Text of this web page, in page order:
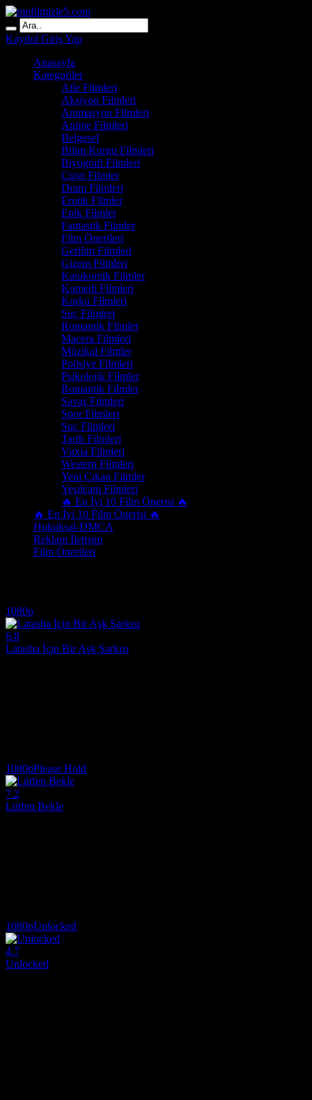
Kaydol Giriş Yap
Anasayfa
Kategoriler
Aile Filmleri
Aksiyon Filmleri
Animasyon Filmleri
Anime Filmleri
Belgesel
Bilim Kurgu Filmleri
Biyografi Filmleri
Çizgi Filmler
Dram Filmleri
Erotik Filmler
Epik Filmler
Fantastik Filmler
Film Önerileri
Gerilim Filmleri
Gizem Filmleri
Karakomik Filmler
Komedi Filmleri
Korku Filmleri
Suç Filmleri
Romantik Filmler
Macera Filmleri
Müzikal Filmler
Polisiye Filmleri
Psikolojik Filmler
Romantik Filmler
Savaş Filmleri
Spor Filmleri
Suç Filmleri
Tarih Filmleri
Vuxia Filmleri
Western Filmleri
Yeni Çıkan Filmler
Yeşilçam Filmleri
🔥 En İyi 10 Film Önerisi 🔥
🔥 En İyi 10 Film Önerisi 🔥
Hukuksal-DMCA
Reklam İletişim
Film Önerileri
1080p
6.8
Latasha İçin Bir Aşk Şarkısı
1080pPlease Hold
7.2
Lütfen Bekle
1080pUnlocked
4.7
Unlocked